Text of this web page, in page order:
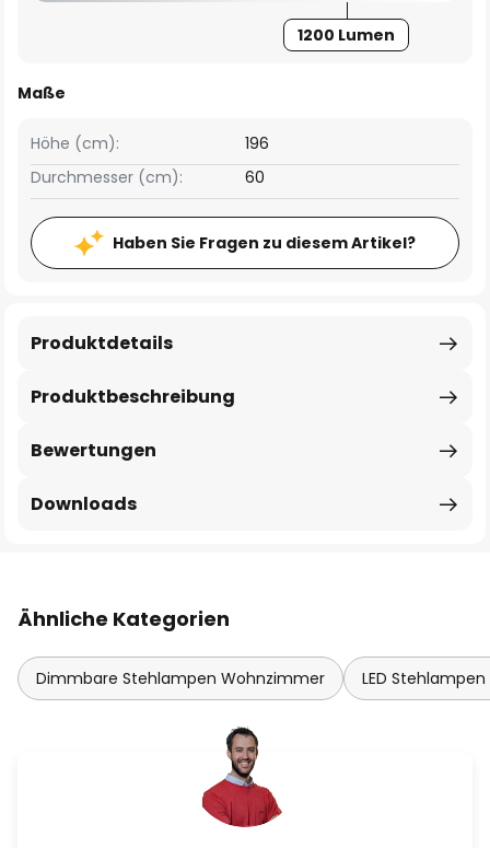
1200 Lumen
Maße
Höhe (cm):
196
Durchmesser (cm):
60
Haben Sie Fragen zu diesem Artikel?
Produktbeschreibung
Produktdetails
Bewertungen
Downloads
Ähnliche Kategorien
Dimmbare Stehlampen Wohnzimmer LED